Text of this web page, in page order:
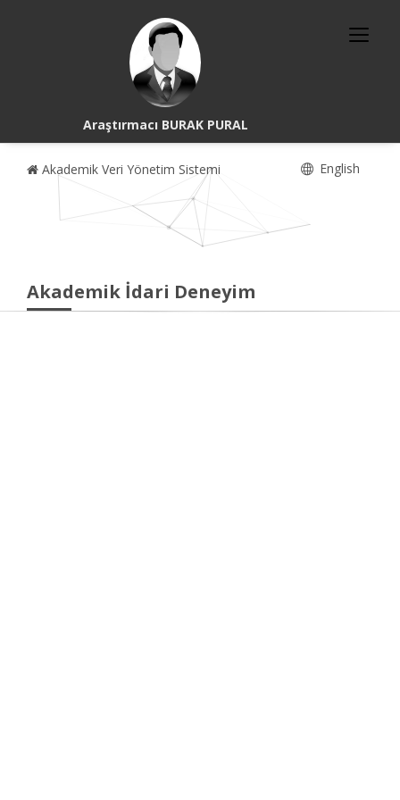
Araştırmacı BURAK PURAL
Akademik Veri Yönetim Sistemi English
Akademik İdari Deneyim